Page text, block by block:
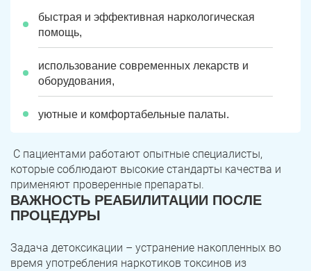
быстрая и эффективная наркологическая
помощь,
использование современных лекарств и
оборудования,
уютные и комфортабельные палаты.
С пациентами работают опытные специалисты,
которые соблюдают высокие стандарты качества и
применяют проверенные препараты.
ВАЖНОСТЬ РЕАБИЛИТАЦИИ ПОСЛЕ
ПРОЦЕДУРЫ
Задача детоксикации – устранение накопленных во
время употребления наркотиков токсинов из